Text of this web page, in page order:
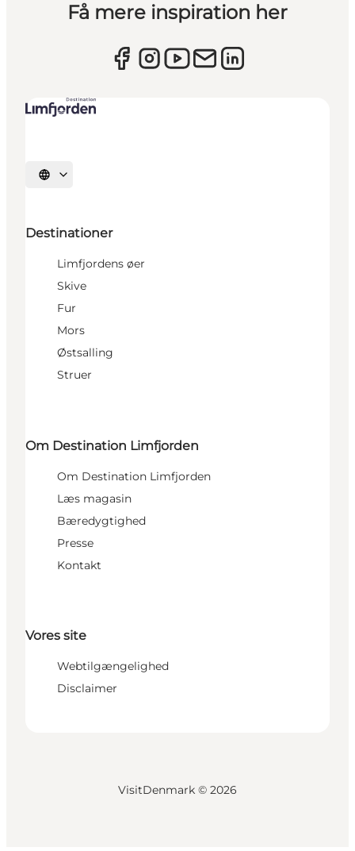
Få mere inspiration her
Vælg sprog
Destinationer
Limfjordens øer
Skive
Fur
Mors
Østsalling
Struer
Om Destination Limfjorden
Om Destination Limfjorden
Læs magasin
Bæredygtighed
Presse
Kontakt
Vores site
Webtilgængelighed
Disclaimer
VisitDenmark © 2026